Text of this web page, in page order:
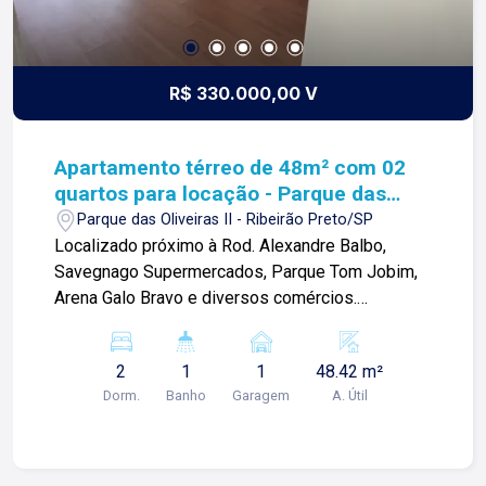
R$ 330.000,00 V
Apartamento térreo de 48m² com 02
quartos para locação - Parque das
Oliveiras II
Parque das Oliveiras II - Ribeirão Preto/SP
Localizado próximo à Rod. Alexandre Balbo,
Savegnago Supermercados, Parque Tom Jobim,
Arena Galo Bravo e diversos comércios.
Sala ; -Cozinha; -01 banheiro social; -Área de
serviço; -01 vaga de garagem; - Elevador Para
mais informações e agendar visita, entre em
2
Dorm.
1
Banho
1
Garagem
48.42 m²
A. Útil